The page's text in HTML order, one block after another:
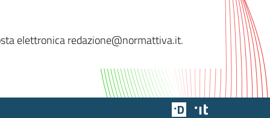
elettronica redazione@normattiva.it.
Team Digitale